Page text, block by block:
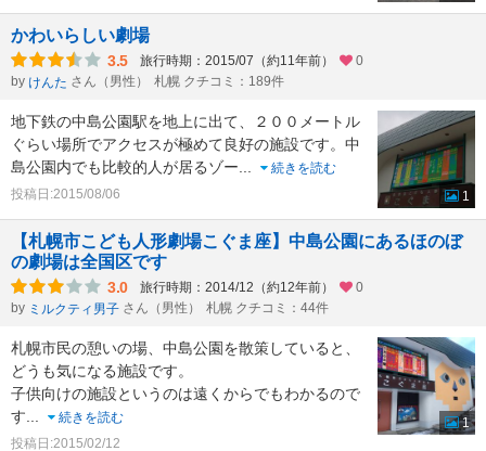
かわいらしい劇場
3.5 旅行時期：2015/07（約11年前）
0
by けんた さん（男性） 札幌 クチコミ：189件
地下鉄の中島公園駅を地上に出て、２００メートル
ぐらい場所でアクセスが極めて良好の施設です。中
島公園内でも比較的人が居るゾー...
続きを読む
投稿日:2015/08/06
1
【札幌市こども人形劇場こぐま座】中島公園にあるほのぼ
の劇場は全国区です
3.0 旅行時期：2014/12（約12年前）
0
by ミルクティ男子 さん（男性） 札幌 クチコミ：44件
札幌市民の憩いの場、中島公園を散策していると、
どうも気になる施設です。
子供向けの施設というのは遠くからでもわかるので
す...
続きを読む
投稿日:2015/02/12
1